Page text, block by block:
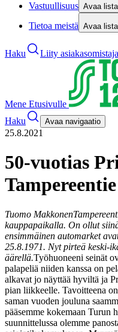
Vastuullisuus Avaa
Tietoa meistä Avaa
Haku Liity
Mene Etusivulle
Haku
Avaa navigaatio
25.8.2021
50-vuotias
Tuomo Makkonen
kauppapaikalla. On ollut
ensimmäinen automarket
25.8.1971. Nyt pirteä keski-
äärellä.Työhuoneeni seinät
palapeliä niiden kanssa on
alkavat jo näyttää hyviltä ja
pian liikkeelle. Tavoitteena
saman vuoden jouluna
pääsemme kokemaan Turun
suunnittelussa olemme